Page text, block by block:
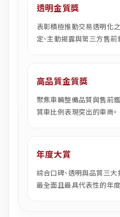
透明金質獎
表彰積極推動交易透明化
定、主動揭露與第三方售前
高品質金質獎
聚焦車輛整備品質與售前
質車比例表現突出的車商。
年度大賞
綜合口碑、透明與品質三大
最全面且最具代表性的年度